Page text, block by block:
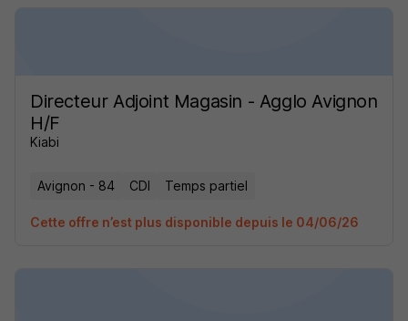
Directeur Adjoint Magasin - Agglo Avignon
H/F
Kiabi
Avignon - 84 CDI Temps partiel
Cette offre n’est plus disponible depuis le 04/06/26